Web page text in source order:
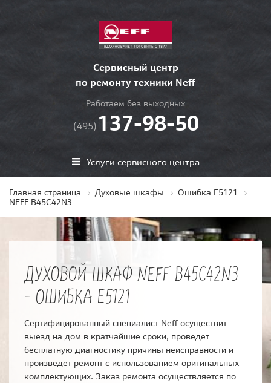
Сервисный центр
по ремонту техники Neff
Работаем без выходных
(495) 137-98-50
Услуги сервисного центра
Главная страница Духовые шкафы
Ошибка E5121
NEFF B45C42N3
ДУХОВОЙ ШКАФ NEFF B45C42N3
- ОШИБКА E5121
Сертифицированный специалист Neff осуществит
выезд на дом в кратчайшие сроки, проведет
бесплатную диагностику причины неисправности и
произведет ремонт с использованием оригинальных
комплектующих. Заказ ремонта осуществляется по